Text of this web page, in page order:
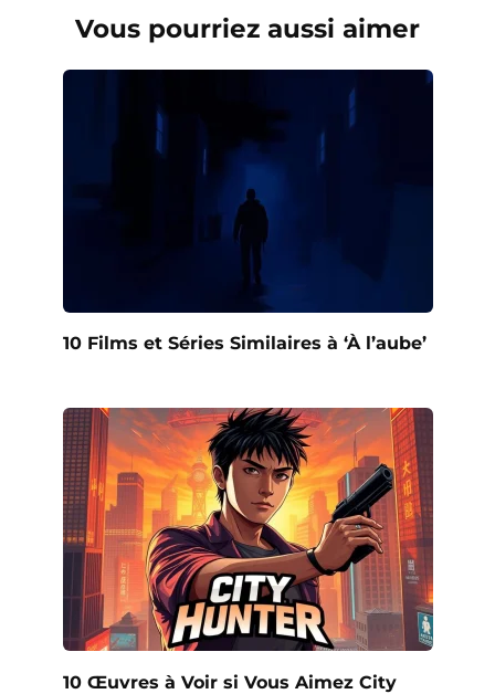
Vous pourriez aussi aimer
10 Films et Séries Similaires à ‘À l’aube’
10 Œuvres à Voir si Vous Aimez City